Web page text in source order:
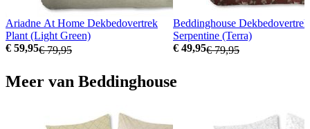
Ariadne At Home Dekbedovertrek
Plant (Light Green)
€ 59,95€ 79,95
Beddinghouse Dekbedovertrek
Serpentine (Terra)
€ 49,95€ 79,95
Meer van Beddinghouse